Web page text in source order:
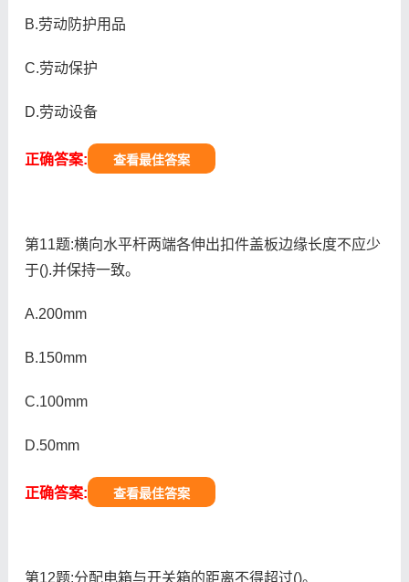
B.劳动防护用品
C.劳动保护
D.劳动设备
正确答案: 查看最佳答案
第11题:横向水平杆两端各伸出扣件盖板边缘长度不应少
于().并保持一致。
A.200mm
B.150mm
C.100mm
D.50mm
正确答案: 查看最佳答案
第12题:分配电箱与开关箱的距离不得超过()。